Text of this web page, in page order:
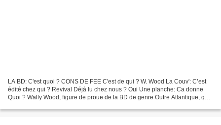
LA BD: C'est quoi ? CONS DE FEE C'est de qui ? W. Wood La Couv': C’est
édité chez qui ? Revival Déjà lu chez nous ? Oui Une planche: Ca donne
Quoi ? Wally Wood, figure de proue de la BD de genre Outre Atlantique, qui